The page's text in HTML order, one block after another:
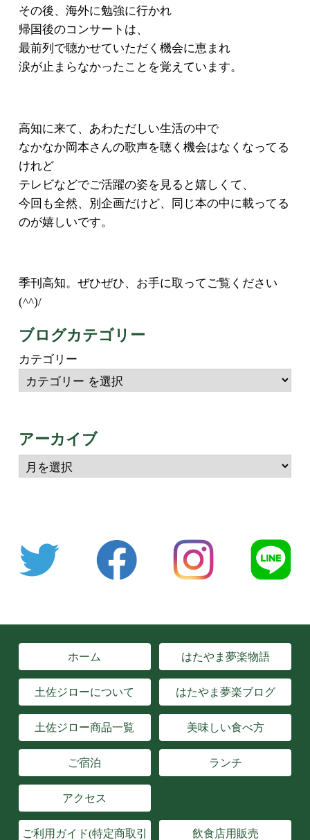
その後、海外に勉強に行かれ
帰国後のコンサートは、
最前列で聴かせていただく機会に恵まれ
涙が止まらなかったことを覚えています。
高知に来て、あわただしい生活の中で
なかなか岡本さんの歌声を聴く機会はなくなってる
けれど
テレビなどでご活躍の姿を見ると嬉しくて、
今回も全然、別企画だけど、同じ本の中に載ってる
のが嬉しいです。
季刊高知。ぜひぜひ、お手に取ってご覧ください
(^^)/
ブログカテゴリー
カテゴリー
アーカイブ
ホーム はたやま夢楽物語
土佐ジローについて はたやま夢楽ブログ
土佐ジロー商品一覧 美味しい食べ方
ご宿泊 ランチ
アクセス
ご利用ガイド(特定商取引 飲食店用販売